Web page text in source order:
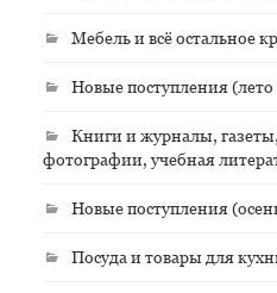
Мебель и всё остальное
Новые поступления
Книги и журналы,
фотографии, учебная
Новые поступления
Посуда и товары для